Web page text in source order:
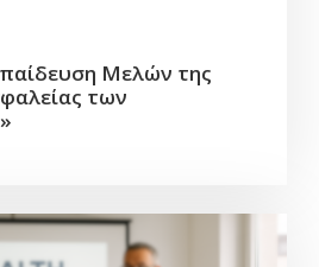
Μελών της
των